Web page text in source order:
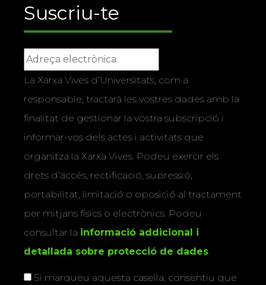
Suscriu-te
La Xarxa Vives d’Universitats, com a
responsable, tractarà les vostres dades amb la
finalitat de gestionar la vostra subscripció i
informar-vos dels actes i activitats que
organitza la Xarxa Vives. Podeu exercir els
drets d’accés, rectificació, supressió,
portabilitat, limitació o oposició al tractament
per mitjans físics o electrònics. Podeu
consultar la informació addicional i
detallada sobre protecció de dades
Si marqueu aquesta casella, consentiu que